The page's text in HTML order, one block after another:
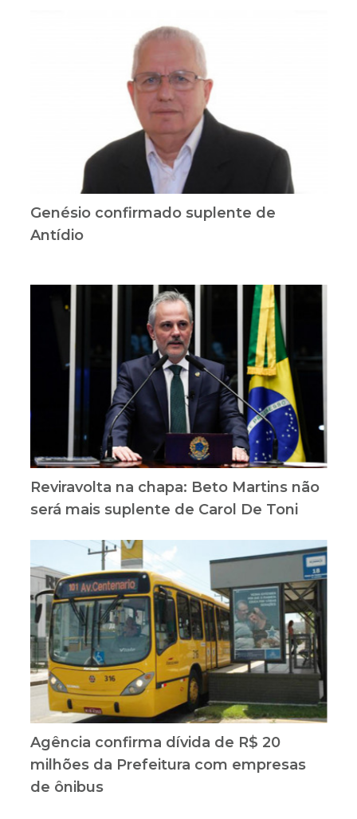
Genésio confirmado suplente de
Antídio
Reviravolta na chapa: Beto Martins não
será mais suplente de Carol De Toni
Agência confirma dívida de R$ 20
milhões da Prefeitura com empresas
de ônibus